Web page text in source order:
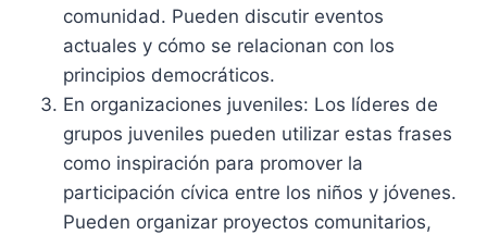
comunidad. Pueden discutir eventos
actuales y cómo se relacionan con los
principios democráticos.
En organizaciones juveniles: Los líderes de
grupos juveniles pueden utilizar estas frases
como inspiración para promover la
participación cívica entre los niños y jóvenes.
Pueden organizar proyectos comunitarios,